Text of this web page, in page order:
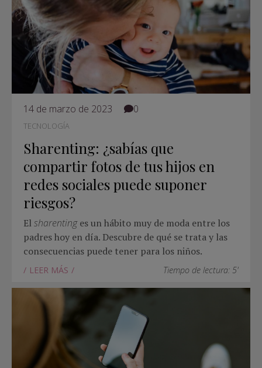
14 de marzo de 2023 0
TECNOLOGÍA
Sharenting: ¿sabías que
compartir fotos de tus hijos en
redes sociales puede suponer
riesgos?
Elsharentinges un hábito muy de moda entre los
padres hoy en día. Descubre de qué se trata y las
consecuencias puede tener para los niños.
LEER MÁS Tiempo de lectura: 5'